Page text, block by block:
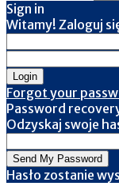
Sign in
Witamy! Zaloguj
Forgot your
Password
Odzyskaj swoje
Hasło zostanie